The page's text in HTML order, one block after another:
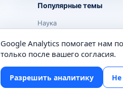
Популярные темы
Наука
Животные
Техника
Google Analytics помогает нам
только после вашего согласия.
Разрешить аналитику Не